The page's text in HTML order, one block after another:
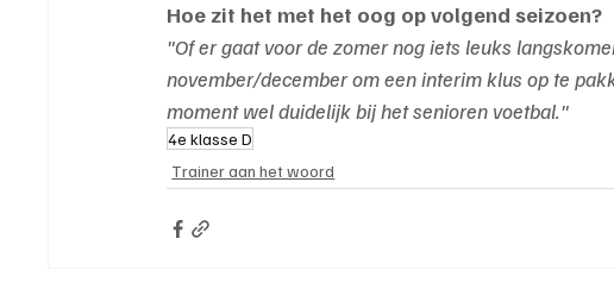
Hoe zit het met het oog op volgend seizoen?
"Of er gaat voor de zomer nog iets leuks
november/december om een interim klus op te
moment wel duidelijk bij het senioren voetbal."
4e klasse D
Trainer aan het woord